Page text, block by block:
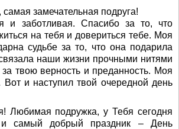
замечательная подруга!
и заботливая. Спасибо за то, что
на тебя и довериться тебе. Моя
судьбе за то, что она подарила
наши жизни прочными нитями
твою верность и преданность. Моя
Вот и наступил твой очередной день
Любимая подружка, у Тебя сегодня
самый добрый праздник – День